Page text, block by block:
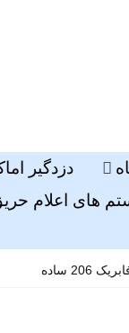
دزدگیر
های اعلام
206 ساده